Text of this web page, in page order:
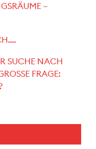
–
SUCHE NACH
FRAGE: